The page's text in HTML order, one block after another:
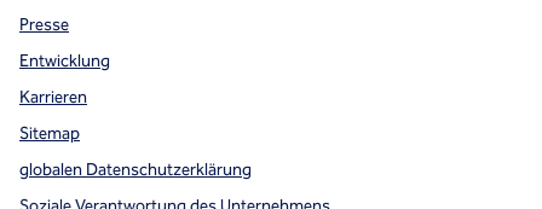
Presse
Entwicklung
Karrieren
Sitemap
globalen Datenschutzerklärung